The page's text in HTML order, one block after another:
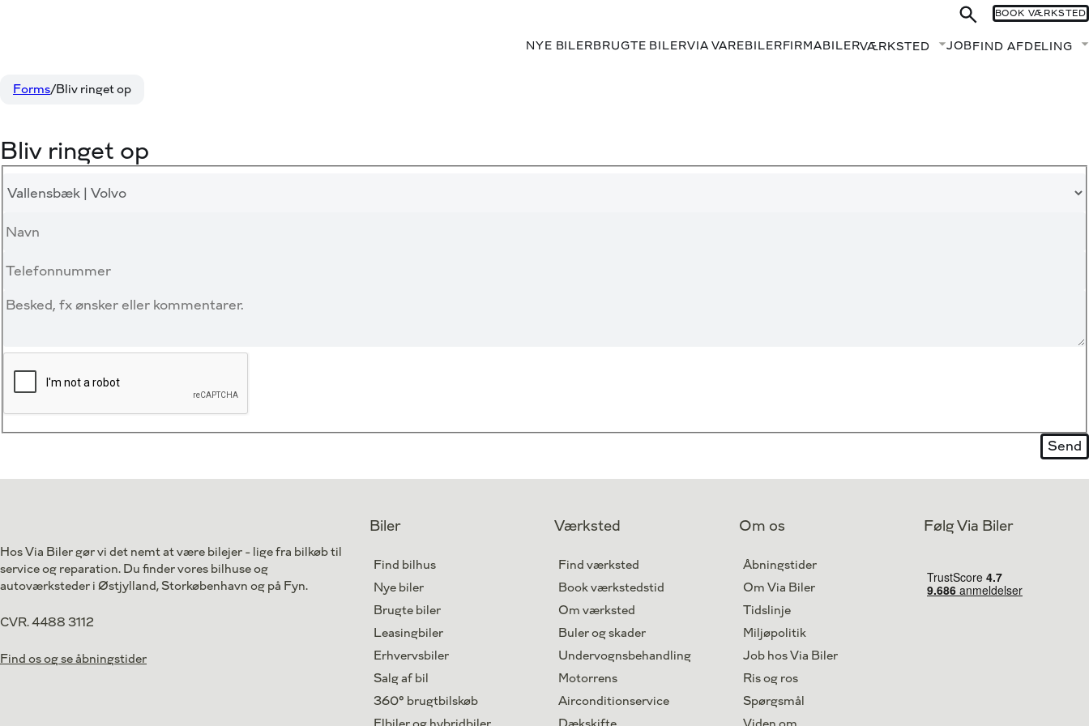
NYE BILER BRUGTE BILERVIA VAREBILER FIRMABILERVÆRKSTED Fold undermenu ud
JOB FIND AFDELING
BOOK VÆRKSTED
Forms Bliv ringet op
Bliv ringet op
Hos Via Biler gør vi det nemt at være bilejer - lige fra bilkøb til
service og reparation. Du finder vores bilhuse og
autoværksteder i Østjylland, Storkøbenhavn og på Fyn.
CVR. 4488 3112
Find os og se åbningstider
Biler
Find bilhus
Nye biler
Brugte biler
Leasingbiler
Erhvervsbiler
Salg af bil
360° brugtbilskøb
Værksted
Find værksted
Book værkstedstid
Om værksted
Buler og skader
Undervognsbehandling
Motorrens
Airconditionservice
Om os
Åbningstider
Om Via Biler
Tidslinje
Miljøpolitik
Job hos Via Biler
Ris og ros
Spørgsmål
Følg Via Biler